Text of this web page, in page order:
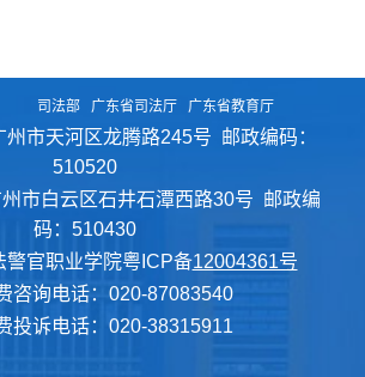
司法部 广东省司法厅 广东省教育厅
市天河区龙腾路245号 邮政编码：
510520
市白云区石井石潭西路30号 邮政编
码：510430
警官职业学院粤ICP备12004361号
咨询电话：020-87083540
投诉电话：020-38315911